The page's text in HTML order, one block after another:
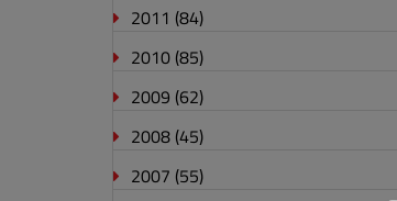
2011 (84)
2010 (85)
2009 (62)
2008 (45)
2007 (55)